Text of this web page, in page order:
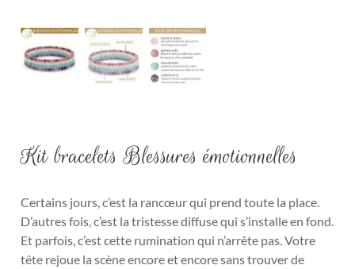
Kit bracelets Blessures émotionnelles
Certains jours, c’est la rancœur qui prend toute la place.
D’autres fois, c’est la tristesse diffuse qui s’installe en fond.
Et parfois, c’est cette rumination qui n’arrête pas. Votre
tête rejoue la scène encore et encore sans trouver de